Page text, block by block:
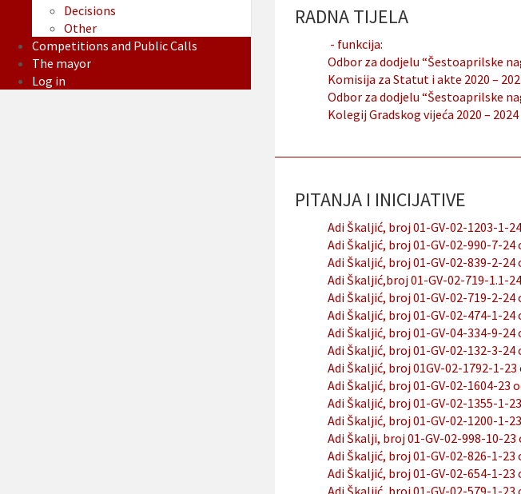
RADNA TIJELA
- funkcija:
Odbor za dodjelu “Šestoaprilske
Komisija za Statut i akte 2020 –
Odbor za dodjelu “Šestoaprilske
Kolegij Gradskog vijeća 2020 – 2024
PITANJA I INICIJATIVE
Adi Škaljić, broj 01-GV-02-1203-1-
Adi Škaljić, broj 01-GV-02-990-7-24
Adi Škaljić, broj 01-GV-02-839-2-24
Adi Škaljić,broj 01-GV-02-719-1.1-
Adi Škaljić, broj 01-GV-02-719-2-24
Adi Škaljić, broj 01-GV-02-474-1-24
Adi Škaljić, broj 01-GV-04-334-9-24
Adi Škaljić, broj 01-GV-02-132-3-24
Adi Škaljić, broj 01GV-02-1792-1-23
Adi Škaljić, broj 01-GV-02-1604-23
Adi Škaljić, broj 01-GV-02-1355-1-
Adi Škaljić, broj 01-GV-02-1200-1-
Adi Škalji, broj 01-GV-02-998-10-23
Adi Škaljić, broj 01-GV-02-826-1-23
Adi Škaljić, broj 01-GV-02-654-1-23
Decisions
Other
Competitions and Public Calls
The mayor
Log in